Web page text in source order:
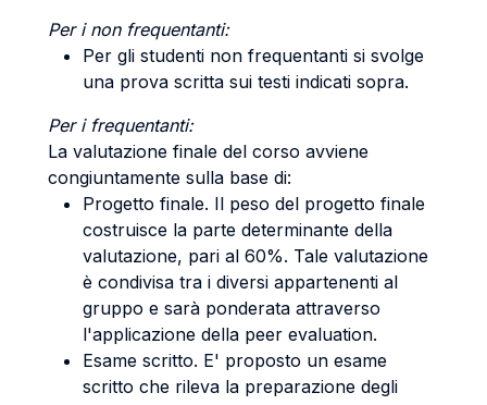
Per i non frequentanti:
Per gli studenti non frequentanti si svolge
una prova scritta sui testi indicati sopra.
Per i frequentanti:
La valutazione finale del corso avviene
congiuntamente sulla base di:
Progetto finale. Il peso del progetto finale
costruisce la parte determinante della
valutazione, pari al 60%. Tale valutazione
è condivisa tra i diversi appartenenti al
gruppo e sarà ponderata attraverso
l'applicazione della peer evaluation.
Esame scritto. E' proposto un esame
scritto che rileva la preparazione degli